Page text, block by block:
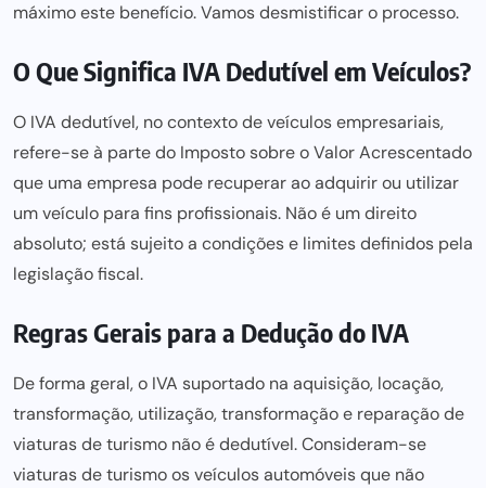
máximo este benefício. Vamos desmistificar o processo.
O Que Significa IVA Dedutível em Veículos?
O IVA dedutível, no contexto de veículos empresariais,
refere-se à parte do Imposto sobre o Valor Acrescentado
que uma empresa pode recuperar ao adquirir ou utilizar
um veículo para fins profissionais. Não é um direito
absoluto; está sujeito a condições e limites definidos pela
legislação fiscal.
Regras Gerais para a Dedução do IVA
De forma geral, o IVA suportado na aquisição, locação,
transformação, utilização, transformação e reparação de
viaturas de turismo não é dedutível. Consideram-se
viaturas de turismo os veículos automóveis que não